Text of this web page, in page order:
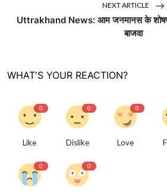
NEXT ARTICLE
Uttrakhand News: आम जनमानस के शोषण
बाजवा
WHAT'S YOUR REACTION?
0
Like
0
Dislike
0
Love
0 0